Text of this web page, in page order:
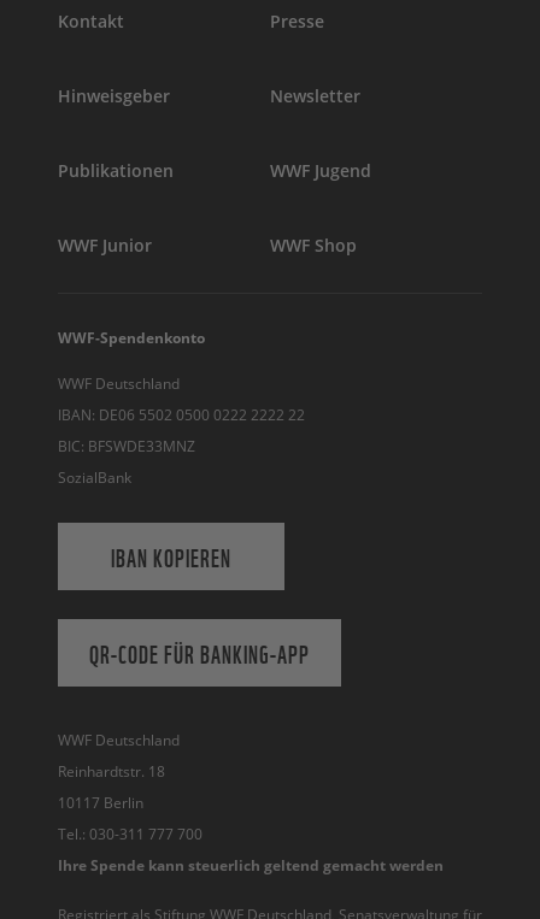
Kontakt Presse
Hinweisgeber Newsletter
Publikationen WWF Jugend
WWF Junior WWF Shop
WWF-Spendenkonto
WWF Deutschland
IBAN: DE06 5502 0500 0222 2222 22
BIC: BFSWDE33MNZ
SozialBank
IBAN KOPIEREN
QR-CODE FÜR BANKING-APP
WWF Deutschland
Reinhardtstr. 18
10117 Berlin
Tel.: 030-311 777 700
Ihre Spende kann steuerlich geltend gemacht werden
Registriert als Stiftung WWF Deutschland, Senatsverwaltung für